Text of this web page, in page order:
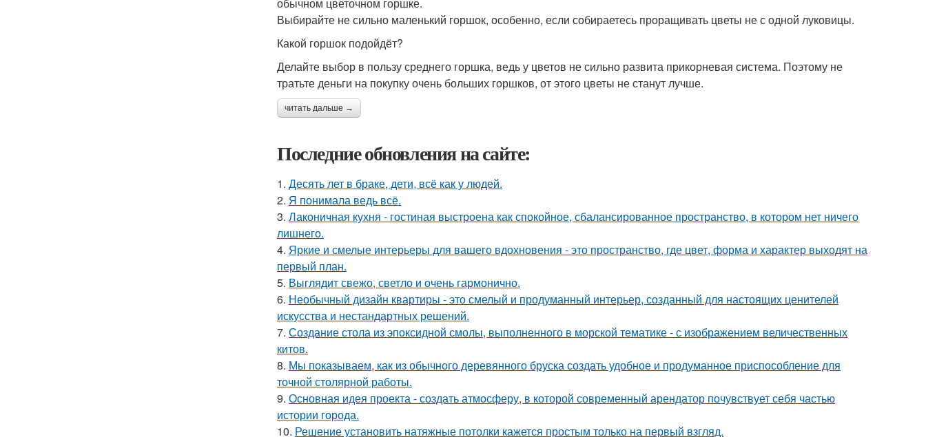
Выбирайте не сильно маленький горшок, особенно, если собираетесь проращивать цветы не с одной луковицы.
Какой горшок подойдёт?
Делайте выбор в пользу среднего горшка, ведь у цветов не сильно развита прикорневая система. Поэтому не
тратьте деньги на покупку очень больших горшков, от этого цветы не станут лучше.
читать дальше →
Последние обновления на сайте:
1. Десять лет в браке, дети, всё как у людей.
2. Я понимала ведь всё.
3. Лаконичная кухня - гостиная выстроена как спокойное, сбалансированное пространство, в котором нет ничего
лишнего.
4. Яркие и смелые интерьеры для вашего вдохновения - это пространство, где цвет, форма и характер выходят на
первый план.
5. Выглядит свежо, светло и очень гармонично.
6. Необычный дизайн квартиры - это смелый и продуманный интерьер, созданный для настоящих ценителей
искусства и нестандартных решений.
7. Создание стола из эпоксидной смолы, выполненного в морской тематике - с изображением величественных
китов.
8. Мы показываем, как из обычного деревянного бруска создать удобное и продуманное приспособление для
точной столярной работы.
9. Основная идея проекта - создать атмосферу, в которой современный арендатор почувствует себя частью
истории города.
10. Решение установить натяжные потолки кажется простым только на первый взгляд.